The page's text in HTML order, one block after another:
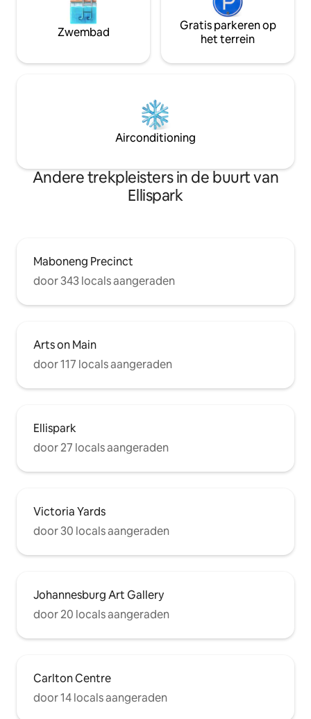
Zwembad
Gratis parkeren op
het terrein
Airconditioning
Andere trekpleisters in de buurt van
Ellispark
Maboneng Precinct
door 343 locals aangeraden
Arts on Main
door 117 locals aangeraden
Ellispark
door 27 locals aangeraden
Victoria Yards
door 30 locals aangeraden
Johannesburg Art Gallery
door 20 locals aangeraden
Carlton Centre
door 14 locals aangeraden